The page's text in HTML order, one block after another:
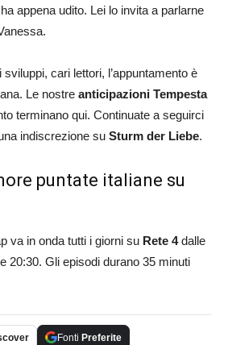
appena udito. Lei lo invita a parlarne
cari lettori, l’appuntamento è
Le nostre anticipazioni Tempesta
terminano qui. Continuate a seguirci
indiscrezione su Sturm der Liebe.
puntate italiane su
va in onda tutti i giorni su Rete 4dalle
20:30. Gli episodi durano 35 minuti
Fonti Preferite